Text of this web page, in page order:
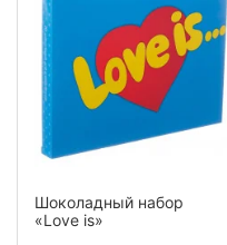
Шоколадный набор
«Love is»